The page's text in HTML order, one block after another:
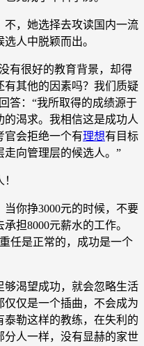
，她选择去攻读国内一流
人中脱颖而出。
很好的教育背景，却得
有其他的因素吗？我们质疑
答：“我所取得的成绩源于
渴求。我相信这是成功人
官会拒绝一个有理想有目标
向管理层的候选人。”
你挣3000元的时候，不要
担8000元薪水的工作。
任是正常的，成功是一个
渴望成功，就会忽略生活
仅是一个插曲，不会成为
勒这样的教练，在失利的
分人一样，没有显赫的家世